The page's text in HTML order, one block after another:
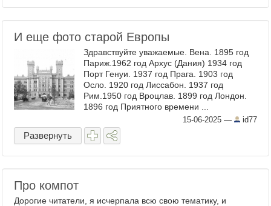
И еще фото старой Европы
Здравствуйте уважаемые. Вена. 1895 год
Париж.1962 год Архус (Дания) 1934 год
Порт Генуи. 1937 год Прага. 1903 год
Осло. 1920 год Лиссабон. 1937 год
Рим.1950 год Вроцлав. 1899 год Лондон.
1896 год Приятного времени ...
15-06-2025 — id77
Развернуть
Про компот
Дорогие читатели, я исчерпала всю свою тематику, и